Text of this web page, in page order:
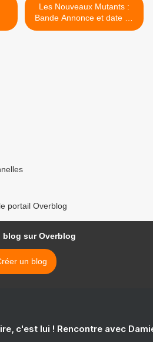
Les Nouveaux Mutants :
Bande Annonce et date de
sortie finale salles >
portail Overblog
blog sur Overblog
un blog
c'est lui ! Rencontre avec